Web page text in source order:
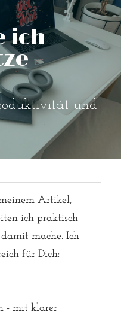
ich
und
Artikel,
ich praktisch
mache. Ich
für Dich:
- mit klarer